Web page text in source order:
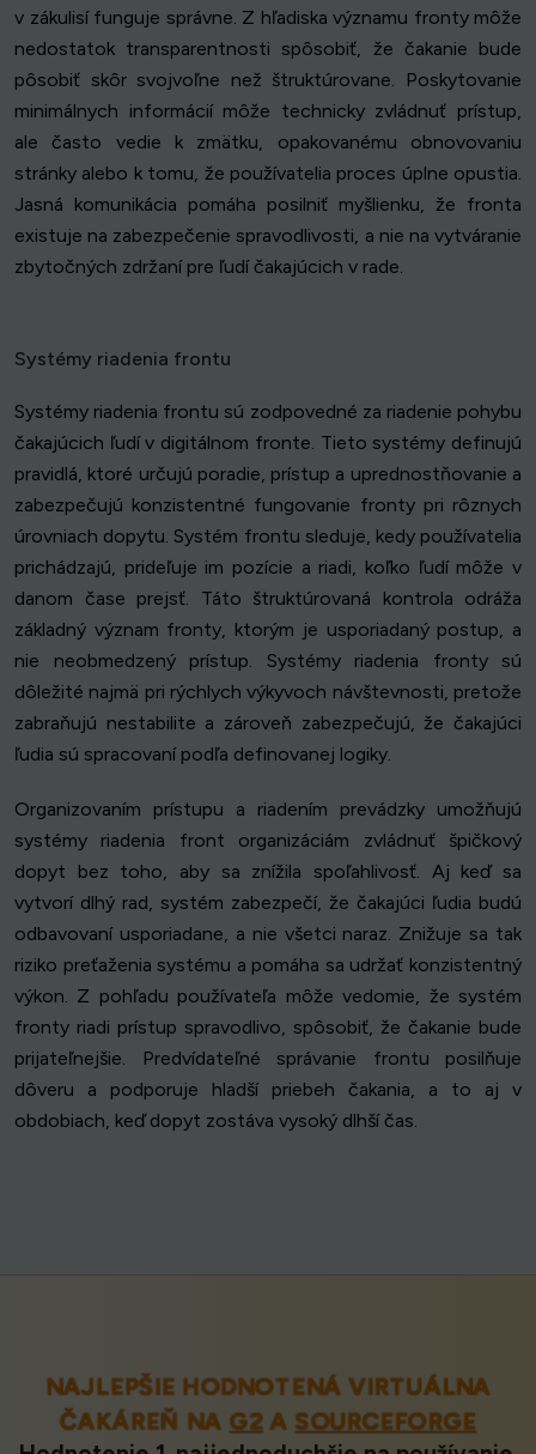
v zákulisí funguje správne. Z hľadiska významu fronty môže
nedostatok transparentnosti spôsobiť, že čakanie bude
pôsobiť skôr svojvoľne než štruktúrovane. Poskytovanie
minimálnych informácií môže technicky zvládnuť prístup,
ale často vedie k zmätku, opakovanému obnovovaniu
stránky alebo k tomu, že používatelia proces úplne opustia.
Jasná komunikácia pomáha posilniť myšlienku, že fronta
existuje na zabezpečenie spravodlivosti, a nie na vytváranie
zbytočných zdržaní pre ľudí čakajúcich v rade.
Systémy riadenia frontu
Systémy riadenia frontu sú zodpovedné za riadenie pohybu
čakajúcich ľudí v digitálnom fronte. Tieto systémy definujú
pravidlá, ktoré určujú poradie, prístup a uprednostňovanie a
zabezpečujú konzistentné fungovanie fronty pri rôznych
úrovniach dopytu. Systém frontu sleduje, kedy používatelia
prichádzajú, prideľuje im pozície a riadi, koľko ľudí môže v
danom čase prejsť. Táto štruktúrovaná kontrola odráža
základný význam fronty, ktorým je usporiadaný postup, a
nie neobmedzený prístup. Systémy riadenia fronty sú
dôležité najmä pri rýchlych výkyvoch návštevnosti, pretože
zabraňujú nestabilite a zároveň zabezpečujú, že čakajúci
ľudia sú spracovaní podľa definovanej logiky.
Organizovaním prístupu a riadením prevádzky umožňujú
systémy riadenia front organizáciám zvládnuť špičkový
dopyt bez toho, aby sa znížila spoľahlivosť. Aj keď sa
vytvorí dlhý rad, systém zabezpečí, že čakajúci ľudia budú
odbavovaní usporiadane, a nie všetci naraz. Znižuje sa tak
riziko preťaženia systému a pomáha sa udržať konzistentný
výkon. Z pohľadu používateľa môže vedomie, že systém
fronty riadi prístup spravodlivo, spôsobiť, že čakanie bude
prijateľnejšie. Predvídateľné správanie frontu posilňuje
dôveru a podporuje hladší priebeh čakania, a to aj v
obdobiach, keď dopyt zostáva vysoký dlhší čas.
NAJLEPŠIE HODNOTENÁ VIRTUÁLNA
ČAKÁREŇ NAG2 A SOURCEFORGE